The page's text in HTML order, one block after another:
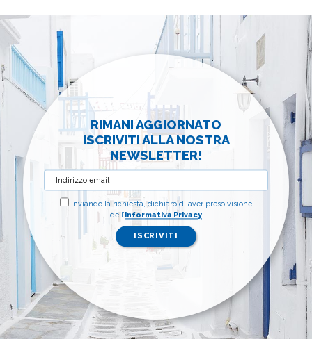
RIMANI AGGIORNATO
ISCRIVITI ALLA NOSTRA
NEWSLETTER!
Inviando la richiesta, dichiaro di aver preso visione
dell’informativa Privacy